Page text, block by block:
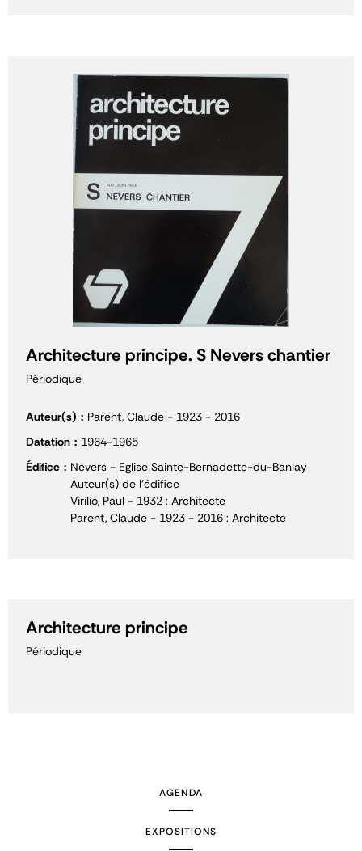
Architecture principe. S Nevers chantier
Périodique
Auteur(s)
Parent, Claude - 1923 - 2016
Datation
1964-1965
Édifice
Nevers - Eglise Sainte-Bernadette-du-Banlay
Auteur(s) de l'édifice
Virilio, Paul - 1932 : Architecte
Parent, Claude - 1923 - 2016 : Architecte
Architecture principe
Périodique
AGENDA
EXPOSITIONS